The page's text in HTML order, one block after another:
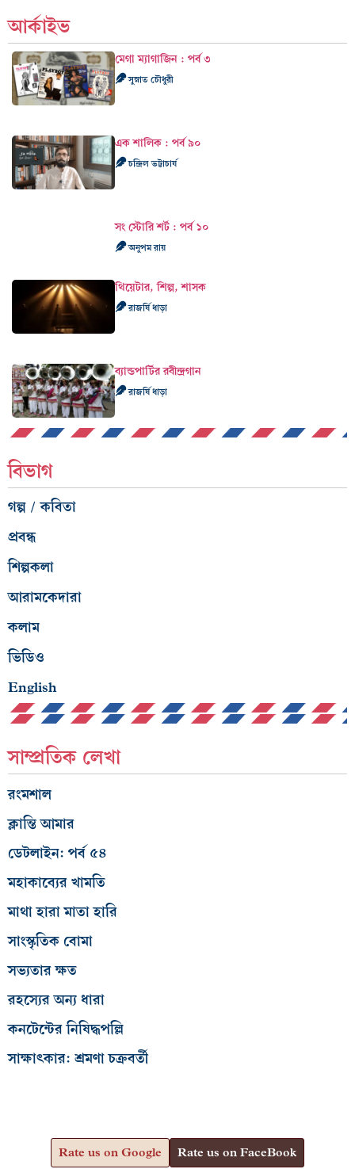
আর্কাইভ
মেগা ম্যাগাজিন : পর্ব ৩
সুস্নাত চৌধুরী
এক শালিক : পর্ব ৯০
চন্দ্রিল ভট্টাচার্য
সং স্টোরি শর্ট : পর্ব ১০
অনুপম রায়
থিয়েটার, শিল্প, শাসক
রাজর্ষি ধাড়া
ব্যান্ডপার্টির রবীন্দ্রগান
রাজর্ষি ধাড়া
বিভাগ
গল্প / কবিতা
প্রবন্ধ
শিল্পকলা
আরামকেদারা
কলাম
ভিডিও
English
সাম্প্রতিক লেখা
রংমশাল
ক্লান্তি আমার
ডেটলাইন: পর্ব ৫৪
মহাকাব্যের খামতি
মাথা হারা মাতা হারি
সাংস্কৃতিক বোমা
সভ্যতার ক্ষত
রহস্যের অন্য ধারা
কনটেন্টের নিষিদ্ধপল্লি
সাক্ষাৎকার: শ্রমণা চক্রবর্তী
Rate us on Google Rate us on FaceBook